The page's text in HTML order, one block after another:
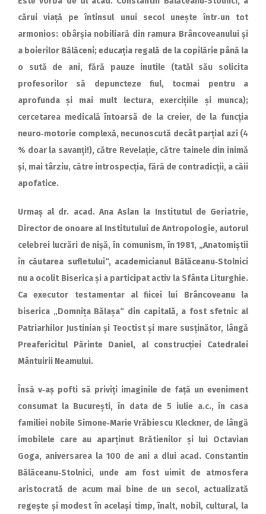
cărui viață pe întinsul unui secol unește într‑un tot
armonios: obârșia nobiliară din ramura Brâncoveanului și
a boierilor Bălăceni; educația regală de la copilărie până la
o sută de ani, fără pauze inutile (tatăl său solicita
profesorilor să depuncteze fiul, tocmai pentru a
aprofunda și mai mult lectura, exercițiile și munca);
cercetarea medicală întoarsă de la creier, de la funcția
neuro‑motorie complexă, necunoscută decât parțial azi (4
% doar la savanți!), către Revelație, către tainele din inimă
și, mai târziu, către introspecția, fără de contradicții, a căii
apofatice.
Urmaș al dr. acad. Ana Aslan la Institutul de Geriatrie,
Director de onoare al Institutului de Antropologie, autorul
celebrei lucrări de nișă, în comunism, în 1981, „Anatomiștii
în căutarea sufletului“, aca­demicianul Bălăceanu‑Stolnici
nu a ocolit Biserica și a partici­pat activ la Sfânta Liturghie.
Ca executor testamentar al fiicei lui Brâncoveanu la
biserica „Domnița Bălașa“ din capitală, a fost sfetnic al
Patriarhilor Justinian și Teoctist și mare susținător, lângă
Preafericitul Părinte Daniel, al construcției Catedralei
Mântuirii Neamului.
Însă v‑aș pofti să priviți imaginile de față un eveniment
consumat la București, în data de 5 iulie a.c., în casa
familiei nobile Simone‑Marie Vrăbiescu Kleckner, de lângă
imobilele care au aparținut Brătienilor și lui Octavian
Goga, aniversarea la 100 de ani a dlui acad. Constantin
Bălăceanu‑Stolnici, unde am fost uimit de atmosfera
aristocrată de acum mai bine de un secol, actualizată
regește și modest în același timp, înalt, nobil, cultural, la